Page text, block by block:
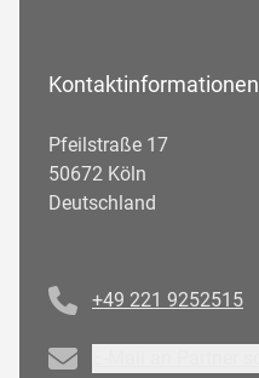
Kontaktinformationen
Pfeilstraße 17
50672 Köln
Deutschland
+49 221 9252515
Email